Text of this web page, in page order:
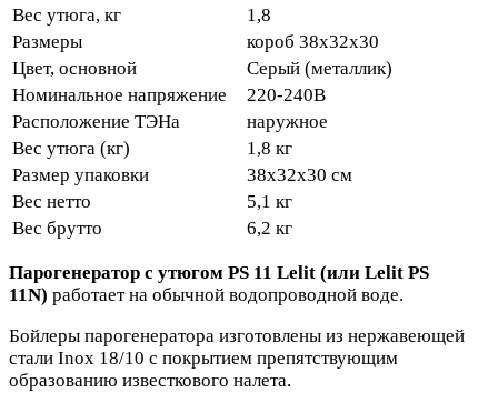
Вес утюга, кг
1,8
Размеры
короб 38x32x30
Цвет, основной
Серый (металлик)
Номинальное напряжение
220-240В
Расположение ТЭНа
наружное
Вес утюга (кг)
1,8 кг
Размер упаковки
38x32x30 см
Вес нетто
5,1 кг
Вес брутто
6,2 кг
Парогенератор с утюгом PS 11 Lelit (или Lelit PS
11N) работает на обычной водопроводной воде.
Бойлеры парогенератора изготовлены из нержавеющей
стали Inox 18/10 с покрытием препятствующим
образованию известкового налета.